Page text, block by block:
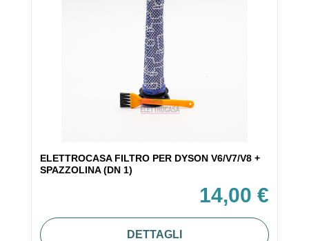
ELETTROCASA FILTRO PER DYSON V6/V7/V8 +
SPAZZOLINA (DN 1)
14,00 €
DETTAGLI